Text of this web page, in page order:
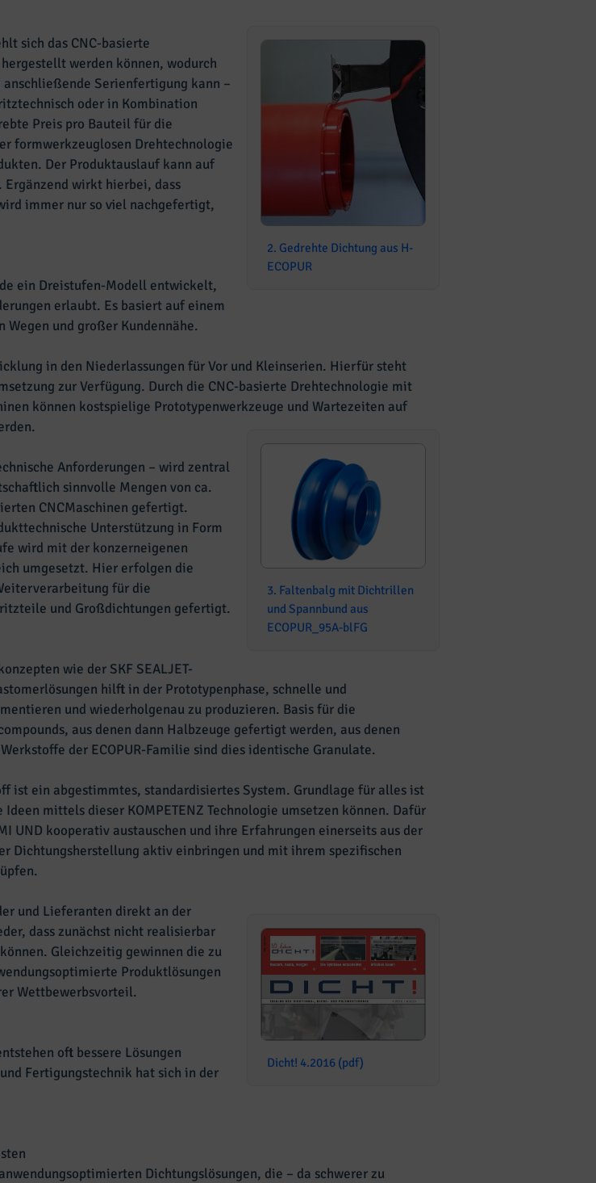
2. Gedrehte Dichtung aus H-
ECOPUR
sich das CNC-basierte
werden können, wodurch
Serienfertigung kann –
oder in Kombination
Preis pro Bauteil für die
formwerkzeuglosen Drehtechnologie
Der Produktauslauf kann auf
wirkt hierbei, dass
immer nur so viel nachgefertigt,
ein Dreistufen-Modell entwickelt,
erlaubt. Es basiert auf einem
und großer Kundennähe.
in den Niederlassungen für Vor und Kleinserien. Hierfür steht
zur Verfügung. Durch die CNC-basierte Drehtechnologie mit
können kostspielige Prototypenwerkzeuge und Wartezeiten auf
3. Faltenbalg mit Dichtrillen
und Spannbund aus
ECOPUR_95A-blFG
Anforderungen – wird zentral
sinnvolle Mengen von ca.
CNCMaschinen gefertigt.
Unterstützung in Form
wird mit der konzerneigenen
umgesetzt. Hier erfolgen die
für die
und Großdichtungen gefertigt.
wie der SKF SEALJET-
hilft in der Prototypenphase, schnelle und
und wiederholgenau zu produzieren. Basis für die
aus denen dann Halbzeuge gefertigt werden, aus denen
der ECOPUR-Familie sind dies identische Granulate.
ist ein abgestimmtes, standardisiertes System. Grundlage für alles ist
mittels dieser KOMPETENZ Technologie umsetzen können. Dafür
UND kooperativ austauschen und ihre Erfahrungen einerseits aus der
Dichtungsherstellung aktiv einbringen und mit ihrem spezifischen
Dicht! 4.2016 (pdf)
und Lieferanten direkt an der
dass zunächst nicht realisierbar
Gleichzeitig gewinnen die zu
Produktlösungen
Wettbewerbsvorteil.
oft bessere Lösungen
Fertigungstechnik hat sich in der
Dichtungslösungen, die – da schwerer zu